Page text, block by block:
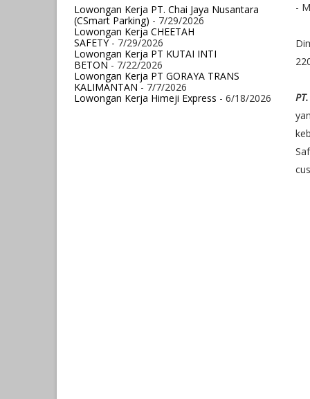
Lowongan Kerja PT. Chai Jaya Nusantara
(CSmart Parking) - 7/29/2026
Lowongan Kerja CHEETAH
SAFETY- 7/29/2026
Lowongan Kerja PT KUTAI INTI
BETON- 7/22/2026
Lowongan Kerja PT GORAYA TRANS
KALIMANTAN- 7/7/2026
Lowongan Kerja Himeji Express - 6/18/2026
-